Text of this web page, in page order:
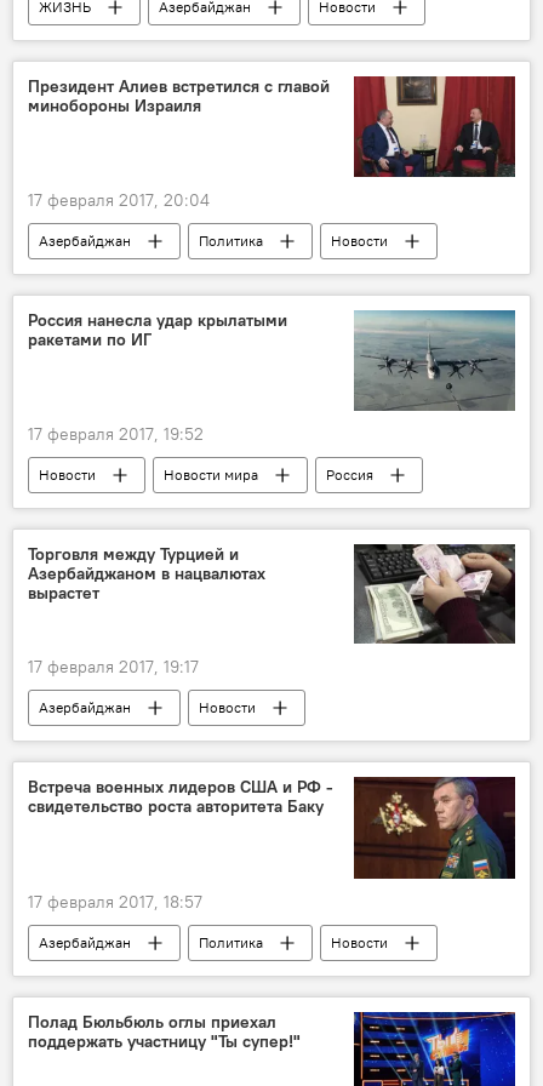
ЖИЗНЬ Азербайджан
Новости
Экономика
Баку
Ибрагим Кербалаев
Azəriqaz
протест
Потребление
газификация
Президент Алиев встретился с главой
минобороны Израиля
17 февраля 2017, 20:04
Азербайджан Политика
Новости
Мюнхен
Авигдор Либерман
сотрудничество
Россия нанесла удар крылатыми
ракетами по ИГ
17 февраля 2017, 19:52
Новости Новости мира
Россия
Россия
Иран Ирак
ИГ
Цели
Крылатые ракеты
Удар
Торговля между Турцией и
Азербайджаном в нацвалютах
вырастет
17 февраля 2017, 19:17
Азербайджан
Новости
Новости мира
Экономика
Турция
Грузия
Фарук Озлю
Сотрудничество
операции
Встреча военных лидеров США и РФ -
свидетельство роста авторитета Баку
17 февраля 2017, 18:57
Азербайджан Политика
Новости
Баку
Зияфет Аскеров
Милли Меджлис АР
Проекты
Статус
Полад Бюльбюль оглы приехал
поддержать участницу "Ты супер!"